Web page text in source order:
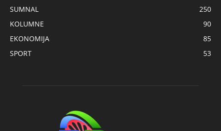
SUMNAL
250
KOLUMNE
90
EKONOMIJA
85
SPORT
53